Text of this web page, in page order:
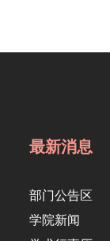
最新消息
部门公告区
学院新闻